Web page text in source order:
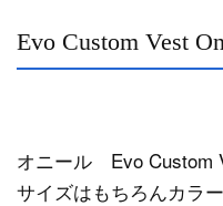
Evo Custom Vest
オニール Evo Custom
サイズはもちろんカラ